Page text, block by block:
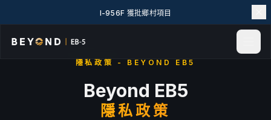
I-956F 獲批鄉村項目
隱私政策 - BEYOND EB5
Beyond EB5
隱私政策